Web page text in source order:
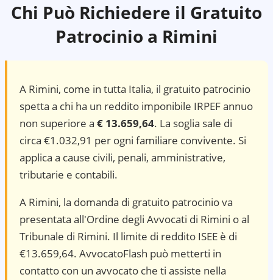
Chi Può Richiedere il Gratuito
Patrocinio a Rimini
A Rimini, come in tutta Italia, il gratuito patrocinio
spetta a chi ha un reddito imponibile IRPEF annuo
non superiore a € 13.659,64. La soglia sale di
circa €1.032,91 per ogni familiare convivente. Si
applica a cause civili, penali, amministrative,
tributarie e contabili.
A Rimini, la domanda di gratuito patrocinio va
presentata all'Ordine degli Avvocati di Rimini o al
Tribunale di Rimini. Il limite di reddito ISEE è di
€13.659,64. AvvocatoFlash può metterti in
contatto con un avvocato che ti assiste nella